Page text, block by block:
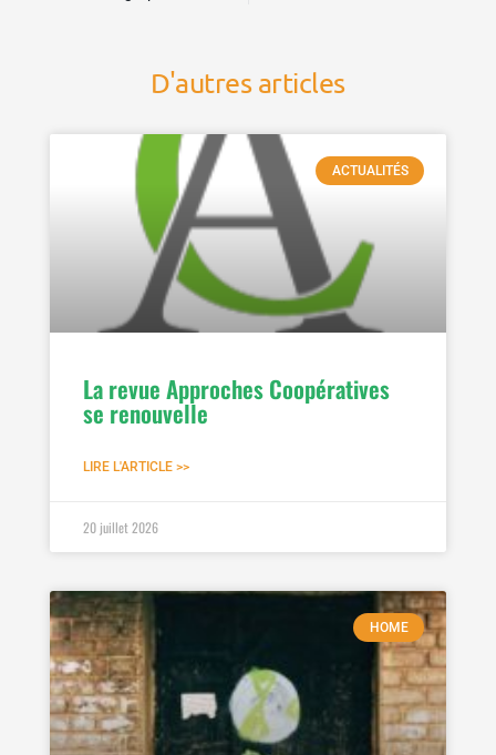
D'autres articles
ACTUALITÉS
La revue Approches Coopératives
se renouvelle
LIRE L'ARTICLE >>
20 juillet 2026
HOME